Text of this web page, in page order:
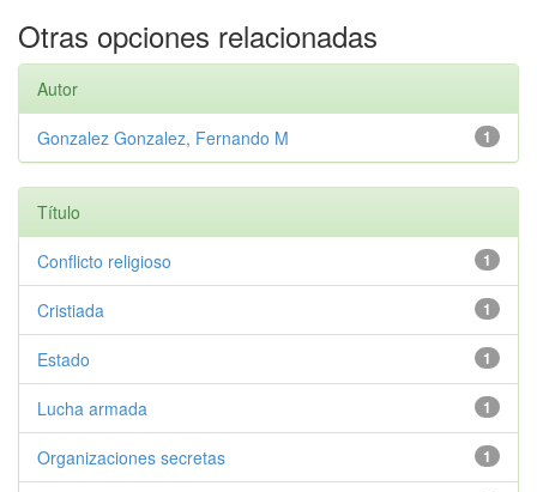
Otras opciones relacionadas
Autor
1
Gonzalez Gonzalez, Fernando M
Título
1
Conflicto religioso
1
Cristiada
1
Estado
1
Lucha armada
1
Organizaciones secretas